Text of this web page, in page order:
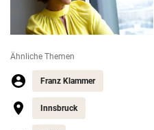
Ähnliche Themen
Franz Klammer
Innsbruck